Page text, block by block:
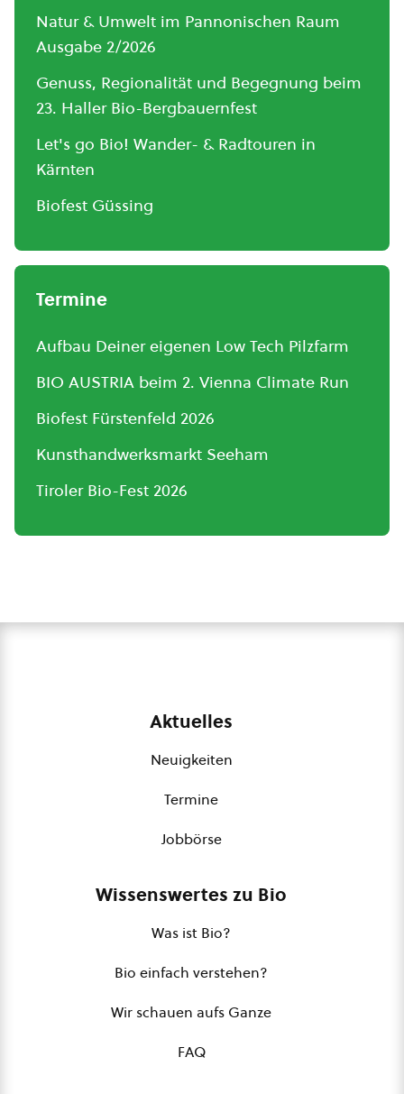
Natur & Umwelt im Pannonischen Raum
Ausgabe 2/2026
Genuss, Regionalität und Begegnung beim
23. Haller Bio-Bergbauernfest
Let's go Bio! Wander- & Radtouren in
Kärnten
Biofest Güssing
Termine
Aufbau Deiner eigenen Low Tech Pilzfarm
BIO AUSTRIA beim 2. Vienna Climate Run
Biofest Fürstenfeld 2026
Kunsthandwerksmarkt Seeham
Tiroler Bio-Fest 2026
Aktuelles
Neuigkeiten
Termine
Jobbörse
Wissenswertes zu Bio
Was ist Bio?
Bio einfach verstehen?
Wir schauen aufs Ganze
FAQ